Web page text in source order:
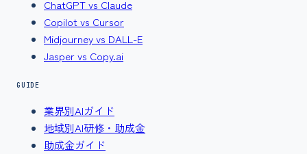
ChatGPT vs Claude
Copilot vs Cursor
Midjourney vs DALL-E
Jasper vs Copy.ai
GUIDE
業界別AIガイド
地域別AI研修・助成金
助成金ガイド